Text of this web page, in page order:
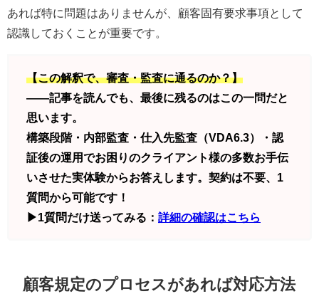
あれば特に問題はありませんが、顧客固有要求事項として
認識しておくことが重要です。
【この解釈で、審査・監査に通るのか？】
——記事を読んでも、最後に残るのはこの一問だと
思います。
構築段階・内部監査・仕入先監査（VDA6.3）・認
証後の運用でお困りのクライアント様の多数お手伝
いさせた実体験からお答えします。契約は不要、1
質問から可能です！
▶1質問だけ送ってみる： 詳細の確認はこちら
顧客規定のプロセスがあれば対応方法